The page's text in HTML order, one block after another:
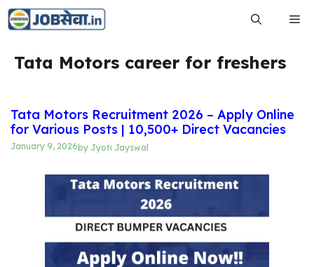
Skip
Tata Motors career for freshers
Tata Motors Recruitment 2026 – Apply Online
for Various Posts | 10,500+ Direct Vacancies
January 9, 2026 by Jyoti Jayswal